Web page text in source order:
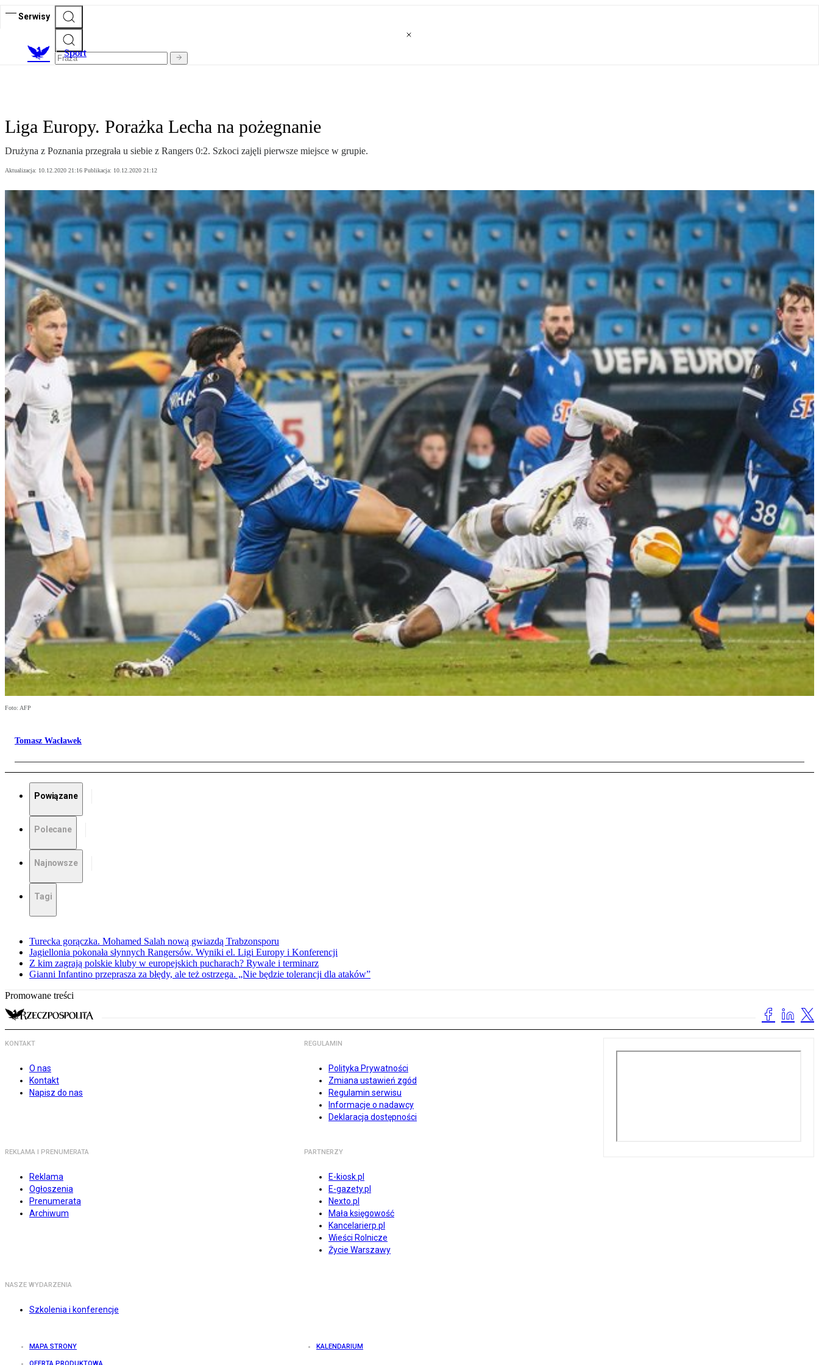
Serwisy
Sport
Liga Europy. Porażka Lecha na pożegnanie
Drużyna z Poznania przegrała u siebie z Rangers 0:2. Szkoci zajęli pierwsze miejsce w grupie.
Aktualizacja: 10.12.2020 21:16 Publikacja: 10.12.2020 21:12
Foto: AFP
Tomasz Wacławek
Powiązane
Polecane
Najnowsze
Tagi
Turecka gorączka. Mohamed Salah nową gwiazdą Trabzonsporu
Jagiellonia pokonała słynnych Rangersów. Wyniki el. Ligi Europy i Konferencji
Z kim zagrają polskie kluby w europejskich pucharach? Rywale i terminarz
Gianni Infantino przeprasza za błędy, ale też ostrzega. „Nie będzie tolerancji dla ataków”
Promowane treści
KONTAKT
O nas
Kontakt
Napisz do nas
REGULAMIN
Polityka Prywatności
Zmiana ustawień zgód
Regulamin serwisu
Informacje o nadawcy
Deklaracja dostępności
REKLAMA I PRENUMERATA
Reklama
Ogłoszenia
Prenumerata
Archiwum
PARTNERZY
E-kiosk.pl
E-gazety.pl
Nexto.pl
Mała księgowość
Kancelarierp.pl
Wieści Rolnicze
Życie Warszawy
NASZE WYDARZENIA
Szkolenia i konferencje
MAPA STRONY KALENDARIUM